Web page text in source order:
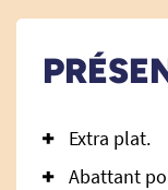
Extra plat.
Abattant